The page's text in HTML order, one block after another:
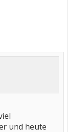
und heute